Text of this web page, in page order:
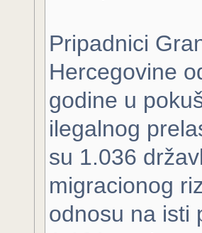
Pripadnici
Hercegovine
godine u
ilegalnog
su 1.036
migracionog
odnosu na isti